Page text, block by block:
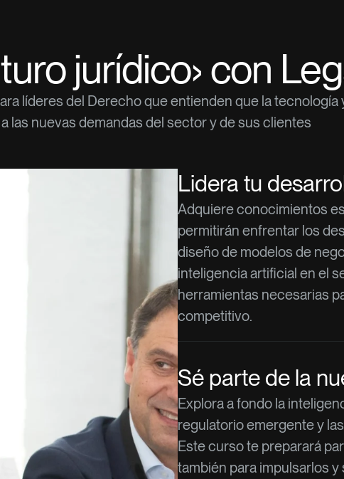
jurídico› con
líderes del Derecho que entienden que la tecnología
las nuevas demandas del sector y de sus clientes
Lidera tu
Adquiere conocimientos
permitirán enfrentar los
diseño de modelos de
inteligencia artificial en el
herramientas necesarias
competitivo.
Sé parte de la
Explora a fondo la
regulatorio emergente y
Este curso te preparará
también para impulsarlos